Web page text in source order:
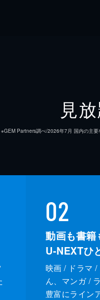
見
※GEM Partners調べ/2026年7⽉ 国内の主
02
動画も書籍
U-NEXTひ
映画 / ドラマ /
ん、マンガ /
豊富にライン